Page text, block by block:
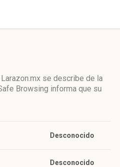
se describe de la
Browsing informa que su
Desconocido
Desconocido